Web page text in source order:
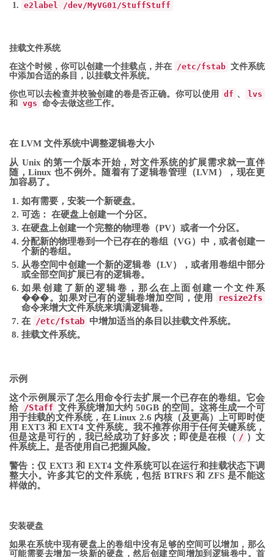
e2label /dev/MyVG01/StuffStuff
挂载文件系统
在这个时候，你可以创建一个挂载点，并在 /etc/fstab 文件系统
中添加合适的条目，以挂载文件系统。
你也可以去检查并校验创建的卷是否正确。你可以使用
df 、
lvs
和
vgs 命令去做这些工作。
在 LVM 文件系统中调整逻辑卷大小
从 Unix 的第一个版本开始，对文件系统的扩展需求就一直伴
随，Linux 也不例外。随着有了逻辑卷管理（LVM），现在更
加容易了。
如有需要，安装一个新硬盘。
可选： 在硬盘上创建一个分区。
在硬盘上创建一个完整的物理卷（PV）或者一个分区。
分配新的物理卷到一个已存在的卷组（VG）中，或者创建一
个新的卷组。
从卷空间中创建一个新的逻辑卷（LV），或者用卷组中部分
或全部空间扩展已有的逻辑卷。
如果创建了新的逻辑卷，那么在上面创建一个文件系
���。如果对已有的逻辑卷增加空间，使用
resize2fs
命令来增大文件系统来填满逻辑卷。
在 /etc/fstab 中增加适当的条目以挂载文件系统。
挂载文件系统。
示例
这个示例展示了怎么用命令行去扩展一个已存在的卷组。它会
给 /Staff 文件系统增加大约 50GB 的空间。这将生成一个可
用于挂载的文件系统，在 Linux 2.6 内核（及更高）上可即时使
用 EXT3 和 EXT4 文件系统。我不推荐你用于任何关键系统，
但是这是可行的，我已经成功了好多次；即使是在根（ / ）文
件系统上。是否使用自己把握风险。
警告：仅 EXT3 和 EXT4 文件系统可以在运行和挂载状态下调
整大小。许多其它的文件系统，包括 BTRFS 和 ZFS 是不能这
样做的。
安装硬盘
如果在系统中现有硬盘上的卷组中没有足够的空间可以增加，那么
可能需要去增加一块新的硬盘，然后创建空间增加到逻辑卷中。首